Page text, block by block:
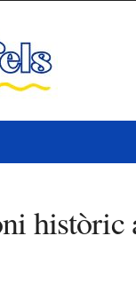
històric